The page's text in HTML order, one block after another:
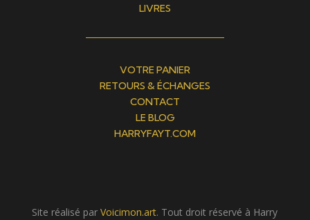
LIVRES
VOTRE PANIER
RETOURS & ÉCHANGES
CONTACT
LE BLOG
HARRYFAYT.COM
Site réalisé parVoicimon.art. Tout droit réservé à Harry